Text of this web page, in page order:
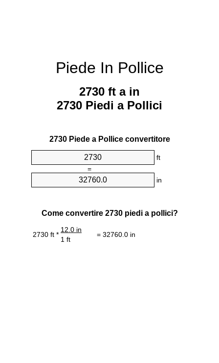
Piede In Pollice
2730 ft a in
2730 Piedi a Pollici
2730 Piede a Pollice convertitore
ft
=
in
Come convertire 2730 piedi a pollici?
2730 ft *
12.0 in
= 32760.0 in
1 ft